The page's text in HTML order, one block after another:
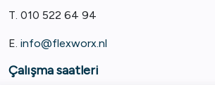
T. 010 522 64 94
E. info@flexworx.nl
Çalışma saatleri